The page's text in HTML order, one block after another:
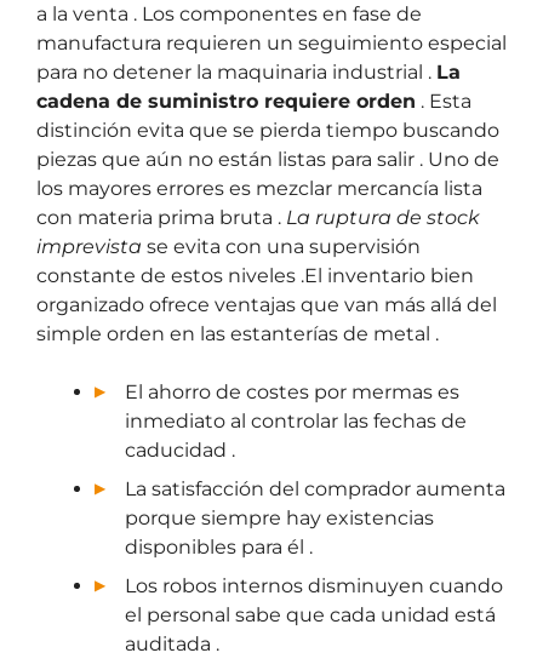
a la venta . Los componentes en fase de
manufactura requieren un seguimiento especial
para no detener la maquinaria industrial . La
cadena de suministro requiere orden . Esta
distinción evita que se pierda tiempo buscando
piezas que aún no están listas para salir . Uno de
los mayores errores es mezclar mercancía lista
con materia prima bruta . La ruptura de stock
imprevista se evita con una supervisión
constante de estos niveles .El inventario bien
organizado ofrece ventajas que van más allá del
simple orden en las estanterías de metal .
El ahorro de costes por mermas es
inmediato al controlar las fechas de
caducidad .
La satisfacción del comprador aumenta
porque siempre hay existencias
disponibles para él .
Los robos internos disminuyen cuando
el personal sabe que cada unidad está
auditada .